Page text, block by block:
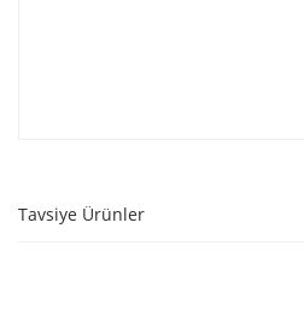
Tavsiye Ürünler